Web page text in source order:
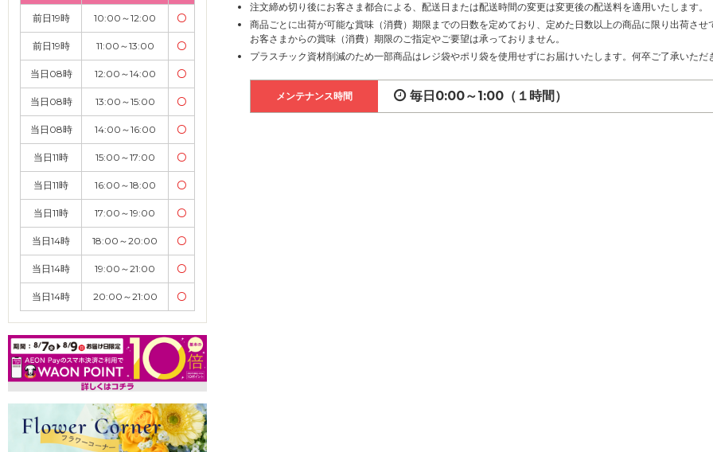
前日19時 10:00～12:00 〇
前日19時 11:00～13:00 〇
当日08時 12:00～14:00 〇
当日08時 13:00～15:00 〇
当日08時 14:00～16:00 〇
当日11時 15:00～17:00 〇
当日11時 16:00～18:00 〇
当日11時 17:00～19:00 〇
当日14時 18:00～20:00 〇
当日14時 19:00～21:00 〇
当日14時 20:00～21:00 〇
注文締め切り後にお客さま都合による、配送日または配送時間の変更は変更後の配送料を適用いたします。
商品ごとに出荷が可能な賞味（消費）期限までの日数を定めており、定めた日数以上の商品に限り出荷させ
お客さまからの賞味（消費）期限のご指定やご要望は承っておりません。
プラスチック資材削減のため一部商品はレジ袋やポリ袋を使用せずにお届けいたします。何卒ご了承いた
メンテナンス時間 毎日0:00～1:00（１時間）